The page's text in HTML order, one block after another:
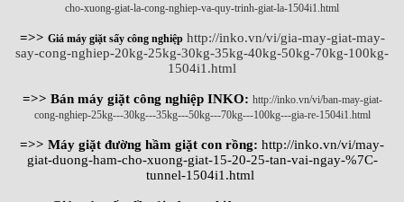
cho-xuong-giat-la-cong-nghiep-va-quy-trinh-giat-la-1504i1.html
=>> Giá máy giặt sấy công nghiệp http://inko.vn/vi/gia-may-giat-may-
say-cong-nghiep-20kg-25kg-30kg-35kg-40kg-50kg-70kg-100kg-
1504i1.html
=>> Bán máy giặt công nghiệp INKO: http://inko.vn/vi/ban-may-giat-
cong-nghiep-25kg---30kg---35kg---50kg---70kg---100kg---gia-re-1504i1.html
=>> Máy giặt đường hầm giặt con rồng: http://inko.vn/vi/may-
giat-duong-ham-cho-xuong-giat-15-20-25-tan-vai-ngay-%7C-
tunnel-1504i1.html